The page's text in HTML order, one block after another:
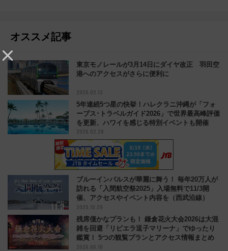
オススメ記事
東京モノレールが3月14日にダイヤ改正 羽田空
港へのアクセスがさらに便利に
2026.02.13
5年連続5つ星の快挙！ハレクラニ沖縄が「フォ
ーブス･トラベルガイド2026」で世界最高峰評価
を更新、ハワイを感じる特別イベントも開催
2026.02.28
ブルーインパルスが華麗に舞う！ 毎年20万人が
訪れる「入間航空祭2025」入場無料で11/3開
催、アクセスやイベント内容を（西武沿線）
2025.10.29
残席僅かなプランも！ 鎌倉花火大会2026は大混
雑を回避「リビエラ逗子マリーナ」でゆったり
鑑賞！ 5つの観覧プランとアクセス情報まとめ
2026.06.10